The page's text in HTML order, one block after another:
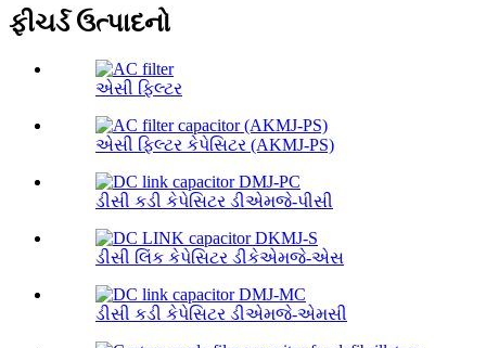
ફીચર્ડ ઉત્પાદનો
એસી ફિલ્ટર
એસી ફિલ્ટર કેપેસિટર (AKMJ-PS)
ડીસી કડી કેપેસિટર ડીએમજે-પીસી
ડીસી લિંક કેપેસિટર ડીકેએમજે-એસ
ડીસી કડી કેપેસિટર ડીએમજે-એમસી